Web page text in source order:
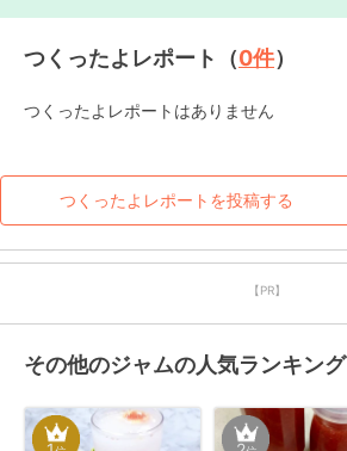
つくったよレポート（0件）
つくったよレポートはありません
つくったよレポートを投稿する
【PR】
その他のジャムの人気ランキング